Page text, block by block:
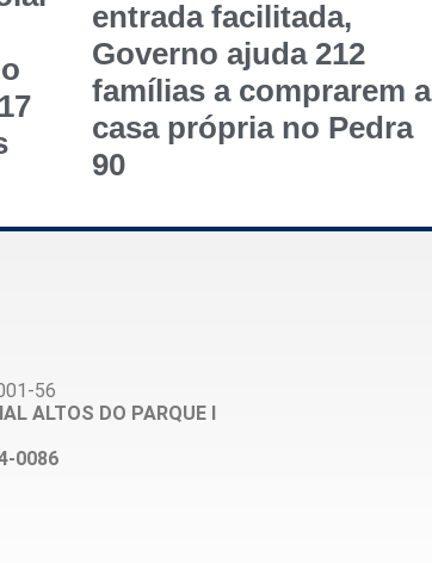
entrada facilitada,
Governo ajuda 212
famílias a comprarem a
casa própria no Pedra
90
56
ALTOS DO PARQUE I
0086